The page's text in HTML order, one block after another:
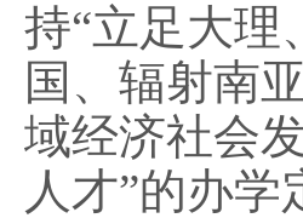
持“立足大理
国、辐射南
域经济社会
人才”的办学